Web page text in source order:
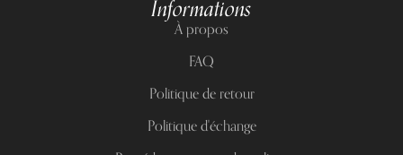
Informations
À propos
FAQ
Politique de retour
Politique d'échange